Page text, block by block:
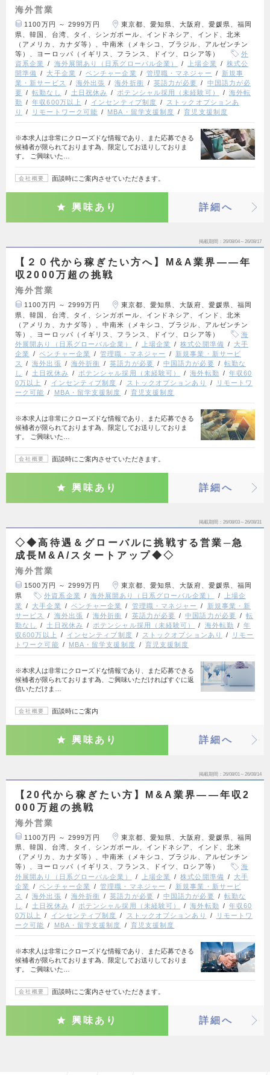
海外営業
1100万円 ～ 2999万円
東京都、愛知県、大阪府、愛媛県、福岡
県、韓国、台湾、タイ、シンガポール、インドネシア、インド、北米
（アメリカ、カナダ等）、中南米（メキシコ、ブラジル、アルゼンチン
等）、ヨーロッパ（イギリス、フランス、ドイツ、ロシア等）
外
資系企業
海外展開あり（日系グローバル企業） 上場企業
株式公
開準備
大手企業 ベンチャー企業 管理職・マネジャー
新規事
業・新サービス
海外出張 海外折衝 英語力が必要
中国語力が必
要
転勤なし 土日祝休み ポテンシャル採用（未経験可）
海外転
勤
年収600万以上 インセンティブ制度
ストックオプションあ
り
リモートワーク可能 MBA・留学支援制度 育児支援制度
※本求人は非常にクローズドな情報であり、また応募できる
候補者が限られております為、限定してお送りしておりま
す。 ご興味いた…
会社概要 面談時にご案内させていただきます。
興味あり 詳細へ
掲載期間 26/08/04～26/08/17
【２０代から稼ぎたい方へ】M&A業界――年
収2000万超の挑戦
海外営業
1100万円 ～ 2999万円
東京都、愛知県、大阪府、愛媛県、福岡
県、韓国、台湾、タイ、シンガポール、インドネシア、インド、北米
（アメリカ、カナダ等）、中南米（メキシコ、ブラジル、アルゼンチン
等）、ヨーロッパ（イギリス、フランス、ドイツ、ロシア等）
海
外展開あり（日系グローバル企業）
上場企業 株式公開準備
大手
企業
ベンチャー企業 管理職・マネジャー
新規事業・新サービ
ス
海外出張 海外折衝 英語力が必要 中国語力が必要
転勤な
し
土日祝休み ポテンシャル採用（未経験可） 海外転勤
年収60
0万以上
インセンティブ制度 ストックオプションあり
リモートワ
ーク可能
MBA・留学支援制度 育児支援制度
※本求人は非常にクローズドな情報であり、また応募できる
候補者が限られております為、限定してお送りしておりま
す。 ご興味いた…
会社概要 面談時にご案内させていただきます。
興味あり 詳細へ
掲載期間 26/08/03～26/08/31
◇◆高待遇＆グローバルに挑戦する営業─急
成長M&A/スタートアップ◆◇
海外営業
1500万円 ～ 2999万円
東京都、愛知県、大阪府、愛媛県、福岡
県
外資系企業 海外展開あり（日系グローバル企業）
上場企
業
大手企業 ベンチャー企業 管理職・マネジャー
新規事業・新
サービス
海外出張 海外折衝 英語力が必要 中国語力が必要
転
勤なし
土日祝休み ポテンシャル採用（未経験可） 海外転勤
年
収600万以上
インセンティブ制度 ストックオプションあり
リモー
トワーク可能
MBA・留学支援制度 育児支援制度
※本求人は非常にクローズドな情報であり、また応募できる
候補者が限られております為、ご興味いただければすぐに返
信いただけま…
会社概要 面談時にご案内
興味あり 詳細へ
掲載期間 26/08/01～26/08/14
【20代から稼ぎたい方】M&A業界――年収2
000万超の挑戦
海外営業
1100万円 ～ 2999万円
東京都、愛知県、大阪府、愛媛県、福岡
県、韓国、台湾、タイ、シンガポール、インドネシア、インド、北米
（アメリカ、カナダ等）、中南米（メキシコ、ブラジル、アルゼンチン
等）、ヨーロッパ（イギリス、フランス、ドイツ、ロシア等）
海
外展開あり（日系グローバル企業）
上場企業 株式公開準備
大手
企業
ベンチャー企業 管理職・マネジャー
新規事業・新サービ
ス
海外出張 海外折衝 英語力が必要 中国語力が必要
転勤な
し
土日祝休み ポテンシャル採用（未経験可） 海外転勤
年収60
0万以上
インセンティブ制度 ストックオプションあり
リモートワ
ーク可能
MBA・留学支援制度 育児支援制度
※本求人は非常にクローズドな情報であり、また応募できる
候補者が限られております為、限定してお送りしておりま
す。 ご興味いた…
会社概要 面談時にご案内させていただきます。
興味あり 詳細へ